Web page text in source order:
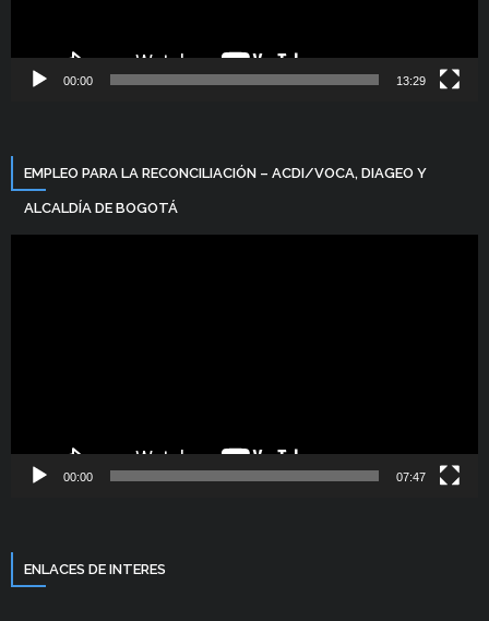
00:00 13:29
EMPLEO PARA LA RECONCILIACIÓN – ACDI/VOCA, DIAGEO Y
ALCALDÍA DE BOGOTÁ
00:00 07:47
ENLACES DE INTERES